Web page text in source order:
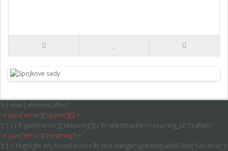
'); } else { element.after('
' + json['error']['option'][i] + '
'); } } } if (json['error']['recurring']) { $('select[name=\'recurring_id\']').after('
' + json['error']['recurring'] + '
'); } // Highlight any found errors $('.text-danger').parent().addClass('has-error');